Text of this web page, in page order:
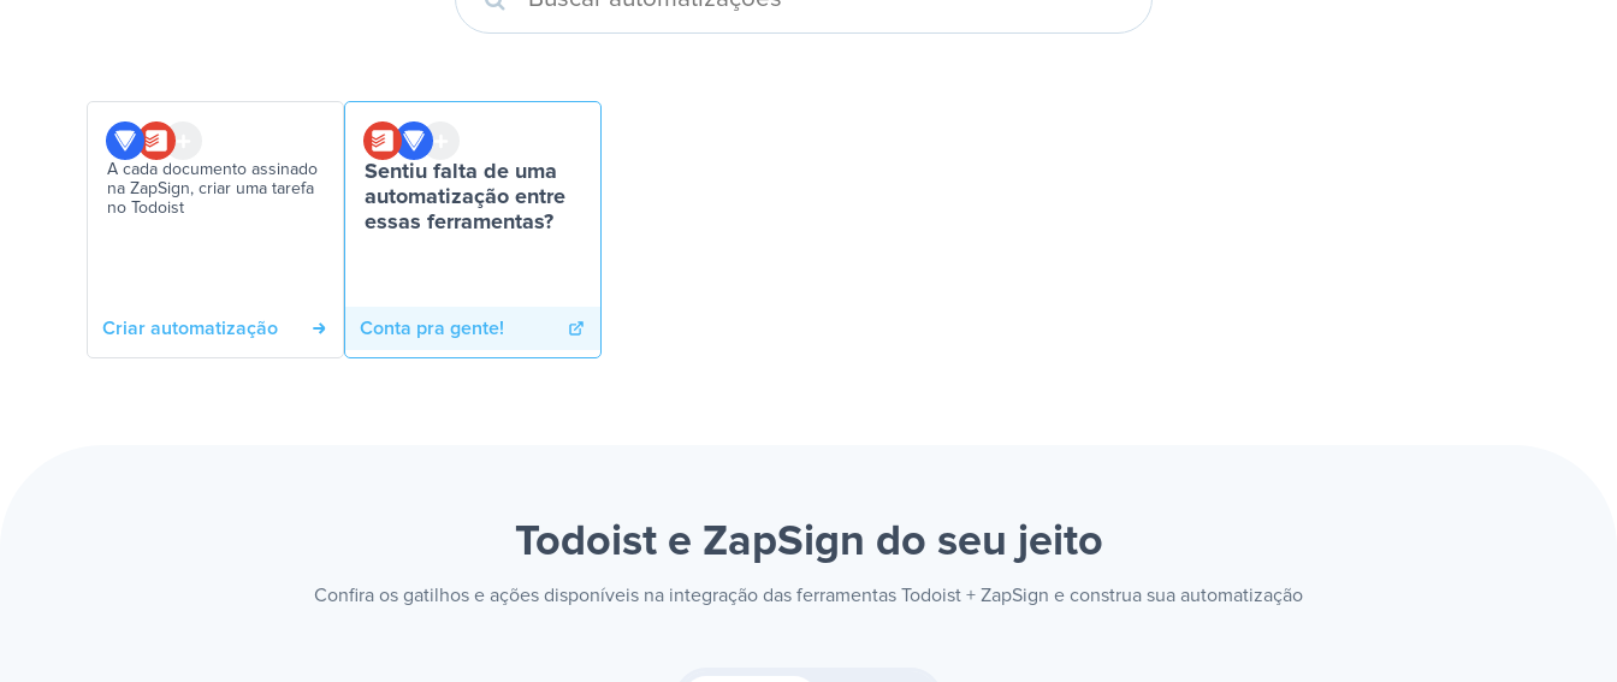
A cada documento assinado
na ZapSign, criar uma tarefa
no Todoist
Criar automatização
Sentiu falta de uma
automatização entre
essas ferramentas?
Conta pra gente!
Todoist e ZapSign do seu jeito
Confira os gatilhos e ações disponíveis na integração das ferramentas Todoist + ZapSign e construa sua automatização